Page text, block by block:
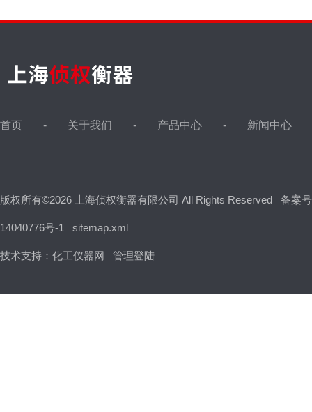
首页 关于我们 产品中心 新闻中心
版权所有©2026 上海侦权衡器有限公司 All Rights Reserved 备案
14040776号-1 sitemap.xml
技术支持： 化工仪器网 管理登陆